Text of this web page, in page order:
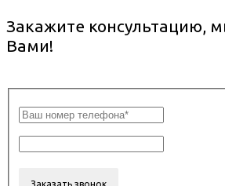
Закажите консультацию,
Вами!